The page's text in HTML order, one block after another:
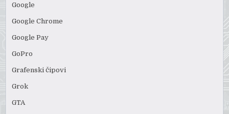
Google
Google Chrome
Google Pay
GoPro
Grafenski čipovi
Grok
GTA